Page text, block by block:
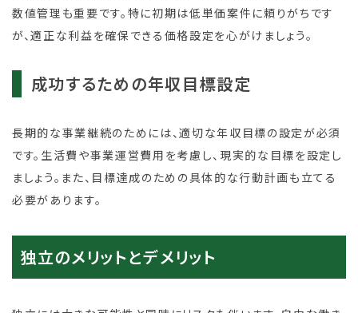
数値管理も重要です。特に初期は低単価案件に頼りがちです
が、適正な利益を確保できる価格設定を心がけましょう。
成功するための年収目標設定
長期的な事業継続のためには、適切な年収目標の設定が必須
です。生活費や事業運営費用を考慮し、現実的な目標を設定し
ましょう。また、目標達成のための具体的な行動計画も立てる
必要があります。
独立のメリットとデメリット